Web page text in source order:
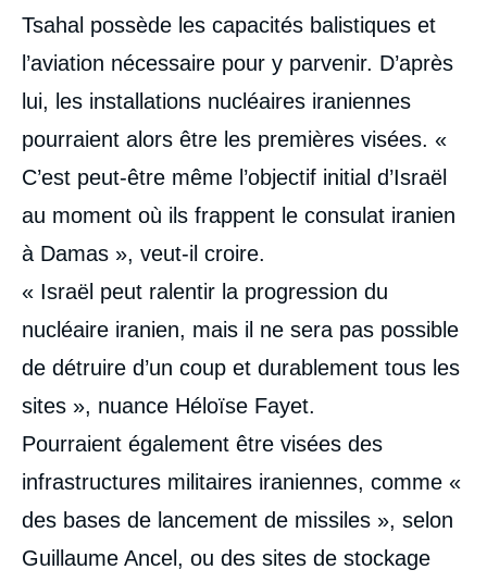
Tsahal possède les capacités balistiques et
l’aviation nécessaire pour y parvenir. D’après
lui, les installations nucléaires iraniennes
pourraient alors être les premières visées. «
C’est peut-être même l’objectif initial d’Israël
au moment où ils frappent le consulat iranien
à Damas », veut-il croire.
« Israël peut ralentir la progression du
nucléaire iranien, mais il ne sera pas possible
de détruire d’un coup et durablement tous les
sites », nuance Héloïse Fayet.
Pourraient également être visées des
infrastructures militaires iraniennes, comme «
des bases de lancement de missiles », selon
Guillaume Ancel, ou des sites de stockage